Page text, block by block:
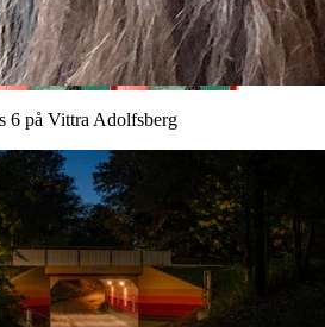
6 på Vittra Adolfsberg